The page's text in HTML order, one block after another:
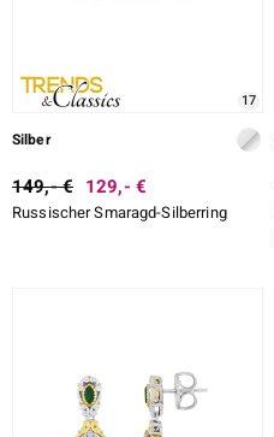
17
Silber
149,- € 129,- €
Russischer Smaragd-Silberring